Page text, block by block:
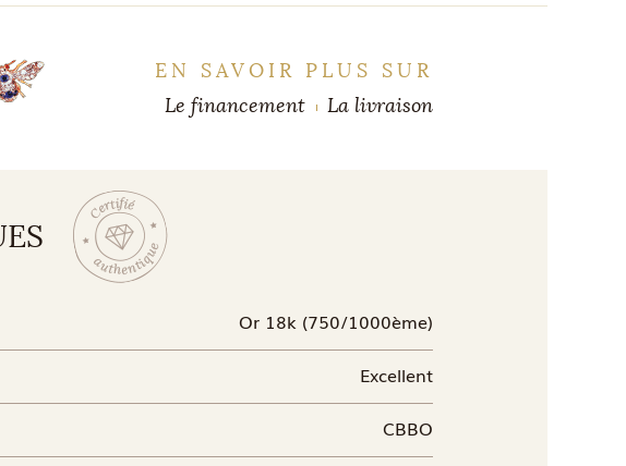
EN SAVOIR PLUS SUR
Le financement
La livraison
Or 18k (750/1000ème)
Excellent
CBBO